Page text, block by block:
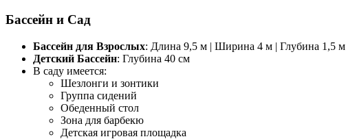
Бассейн и Сад
Бассейн для Взрослых: Длина 9,5 м | Ширина 4 м | Глубина 1,5 м
Детский Бассейн: Глубина 40 см
В саду имеется:
Шезлонги и зонтики
Группа сидений
Обеденный стол
Зона для барбекю
Детская игровая площадка